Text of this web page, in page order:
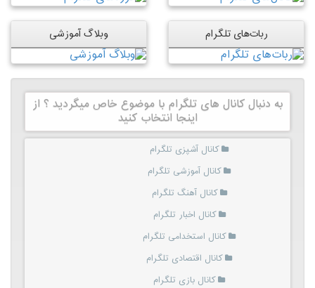
ربات‌های تلگرام وبلاگ آموزشی
به دنبال کانال های تلگرام با موضوع خاص میگردید ؟ از
اینجا انتخاب کنید
کانال آشپزی تلگرام
کانال آموزشی تلگرام
کانال آهنگ تلگرام
کانال اخبار تلگرام
کانال استخدامی تلگرام
کانال اقتصادی تلگرام
کانال بازی تلگرام